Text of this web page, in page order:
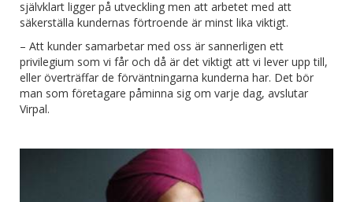
självklart ligger på utveckling men att arbetet med att
säkerställa kundernas förtroende är minst lika viktigt.
– Att kunder samarbetar med oss är sannerligen ett
privilegium som vi får och då är det viktigt att vi lever upp till,
eller överträffar de förväntningarna kunderna har. Det bör
man som företagare påminna sig om varje dag, avslutar
Virpal.